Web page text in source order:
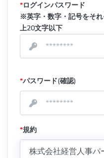
*ログインパスワード
※英字・数字・記号をそ
上20文字以下
*パスワード(確認)
*規約